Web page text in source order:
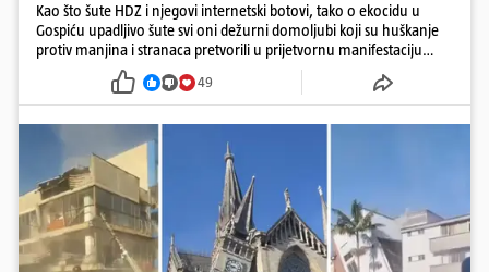
Kao što šute HDZ i njegovi internetski botovi, tako o ekocidu u
Gospiću upadljivo šute svi oni dežurni domoljubi koji su huškanje
protiv manjina i stranaca pretvorili u prijetvornu manifestaciju
ljubavi prema domovini.
49